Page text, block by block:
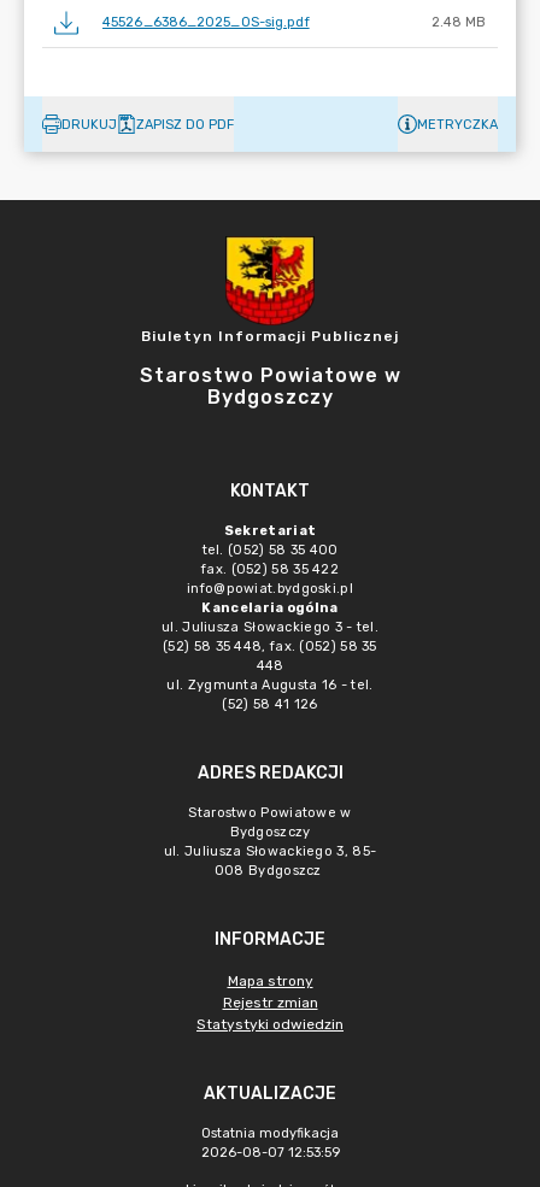
45526_6386_2025_OS-sig.pdf 2.48 MB
DRUKUJ ZAPISZ DO PDF METRYCZKA
Biuletyn Informacji Publicznej
Starostwo Powiatowe w
Bydgoszczy
KONTAKT
Sekretariat
tel. (052) 58 35 400
fax. (052) 58 35 422
info@powiat.bydgoski.pl
Kancelaria ogólna
ul. Juliusza Słowackiego 3 - tel.
(52) 58 35 448, fax. (052) 58 35
448
ul. Zygmunta Augusta 16 - tel.
(52) 58 41 126
ADRES REDAKCJI
Starostwo Powiatowe w
Bydgoszczy
ul. Juliusza Słowackiego 3, 85-
008 Bydgoszcz
INFORMACJE
Mapa strony
Rejestr zmian
Statystyki odwiedzin
AKTUALIZACJE
Ostatnia modyfikacja
2026-08-07 12:53:59